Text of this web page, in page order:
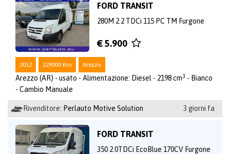
FORD TRANSIT
280M 2.2 TDCi 115 PC TM Furgone
€ 5.900
2012 229000 Km Arezzo
Arezzo (AR) - usato - Alimentazione: Diesel - 2198 cm3 - Bianco
- Cambio Manuale
Rivenditore: Perlauto Motive Solution 3 giorni fa
FORD TRANSIT
350 2.0TDCi EcoBlue 170CV Furgone